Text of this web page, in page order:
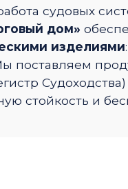
судовых
дом»
изделиями
поставляем
стойкость и